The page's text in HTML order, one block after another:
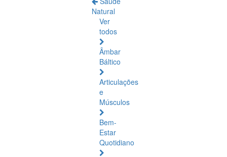
Natural
Ver
todos
Âmbar
Báltico
Articulações
e
Músculos
Bem-
Estar
Quotidiano